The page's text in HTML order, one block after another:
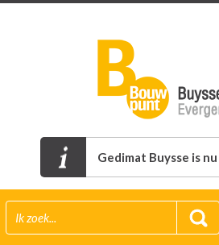
Gedimat Buysse is